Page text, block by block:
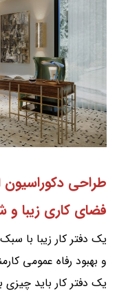
طراحی
فضای کاری زیبا
یک دفتر کار زیبا با
و بهبود رفاه عمومی
یک دفتر کار باید